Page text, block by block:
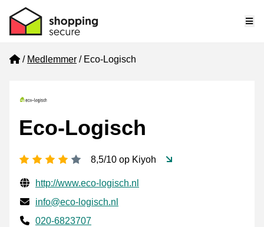
Home
Medlemmer Eco-Logisch
Eco-Logisch
[_General:NumberOfStarsPluralFormat]
8,5/10 op Kiyoh
Verificerede kontaktoplysninger
Website URL
http://www.eco-logisch.nl
E-mail
info@eco-logisch.nl
Phone number
020-6823707